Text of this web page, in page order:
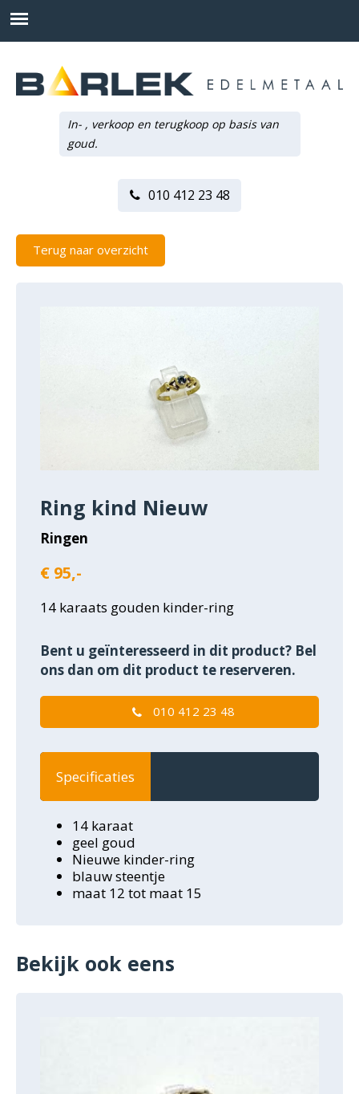
In- , verkoop en terugkoop op basis van
goud.
010 412 23 48
Terug naar overzicht
Ring kind Nieuw
Ringen
€ 95,-
14 karaats gouden kinder-ring
Bent u geïnteresseerd in dit product? Bel
ons dan om dit product te reserveren.
010 412 23 48
Specificaties
14 karaat
geel goud
Nieuwe kinder-ring
blauw steentje
maat 12 tot maat 15
Bekijk ook eens